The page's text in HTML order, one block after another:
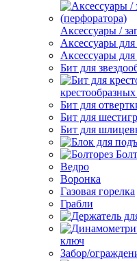
Аксессуары /
Аксессуары
Аксессуары
Бит для
Бит для
Бит для
Бит для
Ведро
Воронка
Газовая горелка
Грабли
ключ
Забор/